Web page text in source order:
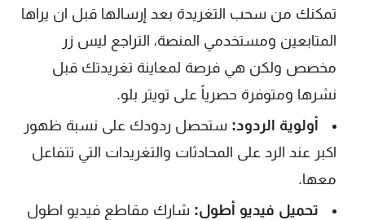
تمكنك من سحب التغريدة بعد إرسالها قبل ان يراها
المتابعين ومستخدمي المنصة، التراجع ليس زر
مخصص ولكن هي فرصة لمعاينة تغريدتك قبل
نشرها ومتوفرة حصرياً على تويتر بلو.
أولوية الردود: ستحصل ردودك على نسبة ظهور
اكبر عند الرد على المحادثات والتغريدات التي تتفاعل
معها.
تحميل فيديو أطول: شارك مقاطع فيديو اطول